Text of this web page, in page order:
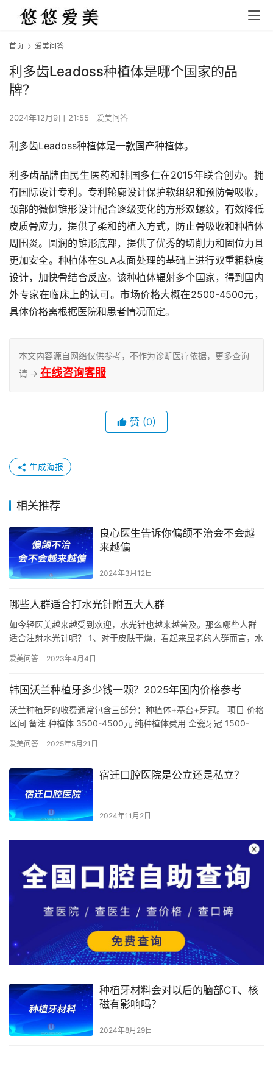
首页 爱美问答
利多齿Leadoss种植体是哪个国家的品
牌？
2024年12月9日 21:55 爱美问答
利多齿Leadoss种植体是一款国产种植体。
利多齿品牌由民生医药和韩国多仁在2015年联合创办。拥
有国际设计专利。专利轮廓设计保护软组织和预防骨吸收，
颈部的微倒锥形设计配合逐级变化的方形双螺纹，有效降低
皮质骨应力，提供了柔和的植入方式，防止骨吸收和种植体
周围炎。圆润的锥形底部，提供了优秀的切削力和固位力且
更加安全。种植体在SLA表面处理的基础上进行双重粗糙度
设计，加快骨结合反应。该种植体辐射多个国家，得到国内
外专家在临床上的认可。市场价格大概在2500-4500元，
具体价格需根据医院和患者情况而定。
本文内容源自网络仅供参考，不作为诊断医疗依据，更多查询
请 → 在线咨询客服
赞 (0)
生成海报
相关推荐
良心医生告诉你偏颌不治会不会越
来越偏
2024年3月12日
哪些人群适合打水光针附五大人群
如今轻医美越来越受到欢迎，水光针也越来越普及。那么哪些人群
适合注射水光针呢？ 1、对于皮肤干燥，看起来显老的人群而言，水
爱美问答 2023年4月4日
韩国沃兰种植牙多少钱一颗？2025年国内价格参考
沃兰种植牙的收费通常包含三部分：种植体+基台+牙冠。 项目 价格
区间 备注 种植体 3500-4500元 纯种植体费用 全瓷牙冠 1500-
爱美问答 2025年5月21日
宿迁口腔医院是公立还是私立？
2024年11月2日
种植牙材料会对以后的脑部CT、核
磁有影响吗？
2024年8月29日